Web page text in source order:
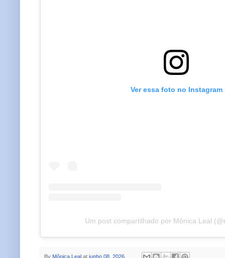
Ver essa foto no Instagram
Um post compartilhado por Mônica Leal
By Mônica Leal at junho 08, 2026